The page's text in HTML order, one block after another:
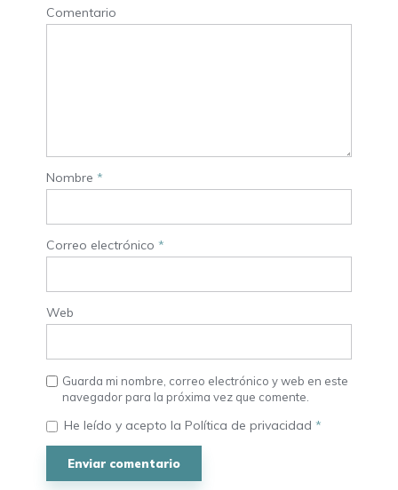
Comentario
Nombre *
Correo electrónico *
Web
Guarda mi nombre, correo electrónico y web en este
navegador para la próxima vez que comente.
He leído y acepto la Política de privacidad *